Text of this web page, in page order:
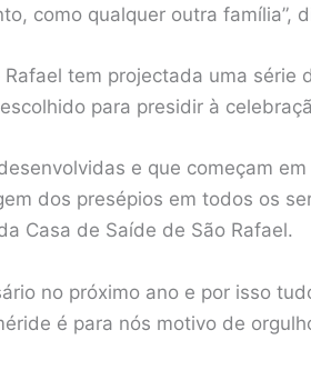
como qualquer outra família”,
tem projectada uma série
para presidir à
e que começam
dos presépios em todos os
Casa de Saíde de São Rafael.
no próximo ano e por isso
é para nós motivo de